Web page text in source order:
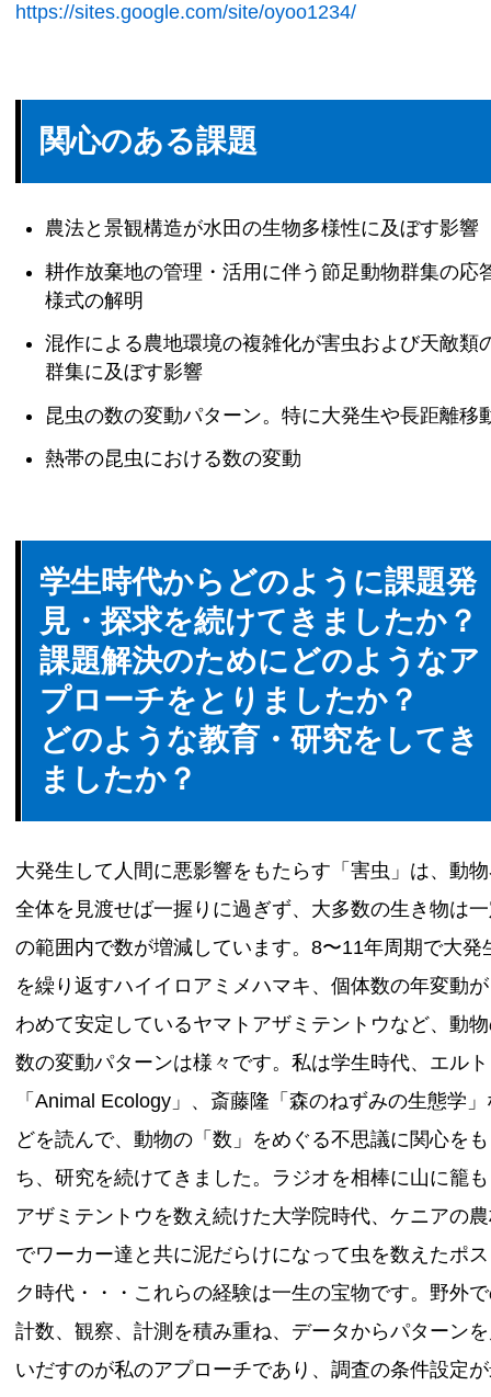
https://sites.google.com/site/oyoo1234/
関心のある課題
農法と景観構造が水田の生物多様性に及ぼす影響
耕作放棄地の管理・活用に伴う節足動物群集の応
様式の解明
混作による農地環境の複雑化が害虫および天敵類
群集に及ぼす影響
昆虫の数の変動パターン。特に大発生や長距離移
熱帯の昆虫における数の変動
学生時代からどのように課題発
見・探求を続けてきましたか？
課題解決のためにどのようなア
プローチをとりましたか？
どのような教育・研究をしてき
ましたか？
大発生して人間に悪影響をもたらす「害虫」は、動
全体を見渡せば一握りに過ぎず、大多数の生き物は
の範囲内で数が増減しています。8〜11年周期で大発
を繰り返すハイイロアミメハマキ、個体数の年変動
わめて安定しているヤマトアザミテントウなど、動
数の変動パターンは様々です。私は学生時代、エル
「Animal Ecology」、斎藤隆「森のねずみの生態学
どを読んで、動物の「数」をめぐる不思議に関心をも
ち、研究を続けてきました。ラジオを相棒に山に籠
アザミテントウを数え続けた大学院時代、ケニアの
でワーカー達と共に泥だらけになって虫を数えたポ
ク時代・・・これらの経験は一生の宝物です。野外
計数、観察、計測を積み重ね、データからパターン
いだすのが私のアプローチであり、調査の条件設定